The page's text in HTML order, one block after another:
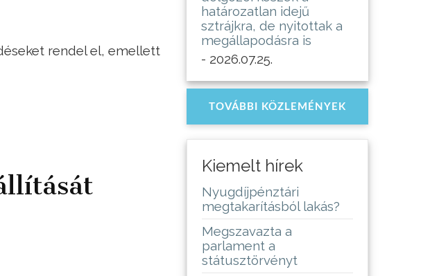
rendel el, emellett
határozatlan idejű
sztrájkra, de nyitottak a
megállapodásra is
- 2026.07.25.
TOVÁBBI KÖZLEMÉNYEK
Kiemelt hírek
Nyugdíjpénztári
megtakarításból lakás?
Megszavazta a
parlament a
státusztörvényt